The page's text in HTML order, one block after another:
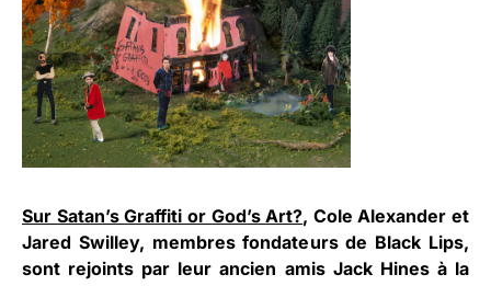
Sur Satan’s Graffiti or God’s Art?, Cole Alexander et
Jared Swilley, membres fondateurs de Black Lips,
sont rejoints par leur ancien amis Jack Hines à la